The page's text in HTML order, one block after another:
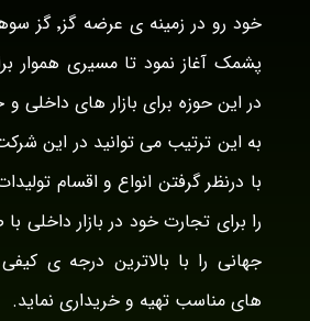
پشمک آغاز نمود تا مسیری هموار
در این حوزه برای بازار های داخلی
به این ترتیب می توانید در این
با درنظر گرفتن انواع و اقسام
را برای تجارت خود در بازار داخلی
جهانی را با بالاترین درجه ی
های مناسب تهیه و خریداری نماید.